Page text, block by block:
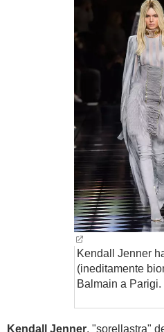
Kendall Jenner
(ineditamente
Balmain a Parigi.
Kendall Jenner, "sorellastra"